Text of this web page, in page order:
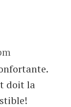
doit la